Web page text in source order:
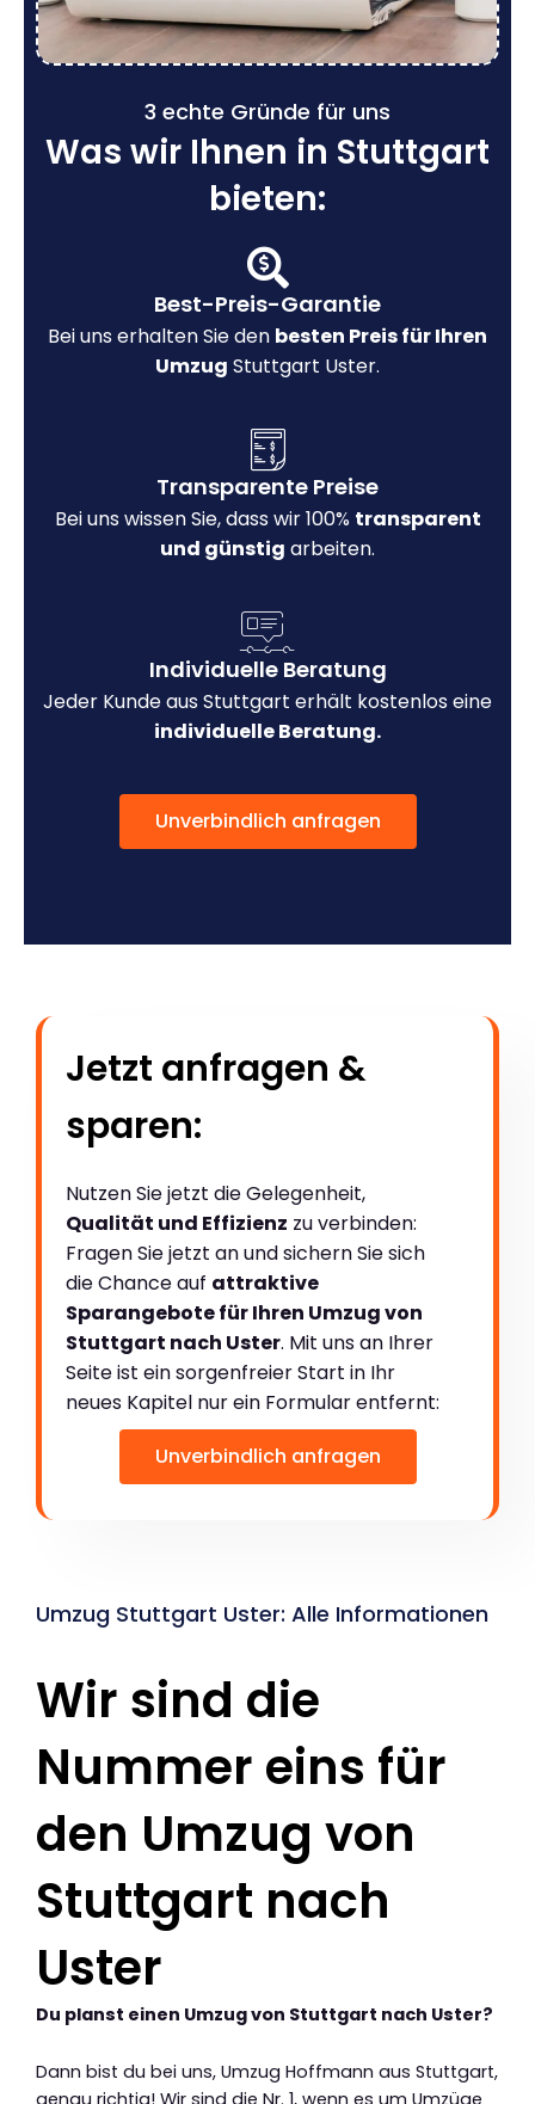
3 echte Gründe für uns
Was wir Ihnen in Stuttgart
bieten:
Best-Preis-Garantie
Bei uns erhalten Sie den besten Preis für Ihren
Umzug Stuttgart Uster.
Transparente Preise
Bei uns wissen Sie, dass wir 100% transparent
und günstig arbeiten.
Individuelle Beratung
Jeder Kunde aus Stuttgart erhält kostenlos eine
individuelle Beratung.
Unverbindlich anfragen
Jetzt anfragen &
sparen:
Nutzen Sie jetzt die Gelegenheit,
Qualität und Effizienz zu verbinden:
Fragen Sie jetzt an und sichern Sie sich
die Chance auf attraktive
Sparangebote für Ihren Umzug von
Stuttgart nach Uster. Mit uns an Ihrer
Seite ist ein sorgenfreier Start in Ihr
neues Kapitel nur ein Formular entfernt:
Unverbindlich anfragen
Umzug Stuttgart Uster: Alle Informationen
Wir sind die
Nummer eins für
den Umzug von
Stuttgart nach
Uster
Du planst einen Umzug von Stuttgart nach Uster?
Dann bist du bei uns, Umzug Hoffmann aus Stuttgart,